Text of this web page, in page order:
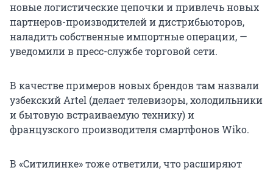
новые логистические цепочки и привлечь новых
партнеров-производителей и дистрибьюторов,
наладить собственные импортные операции, —
уведомили в пресс-службе торговой сети.
В качестве примеров новых брендов там назвали
узбекский Artel (делает телевизоры, холодильники
и бытовую встраиваемую технику) и
французского производителя смартфонов Wiko.
В «Ситилинке» тоже ответили, что расширяют